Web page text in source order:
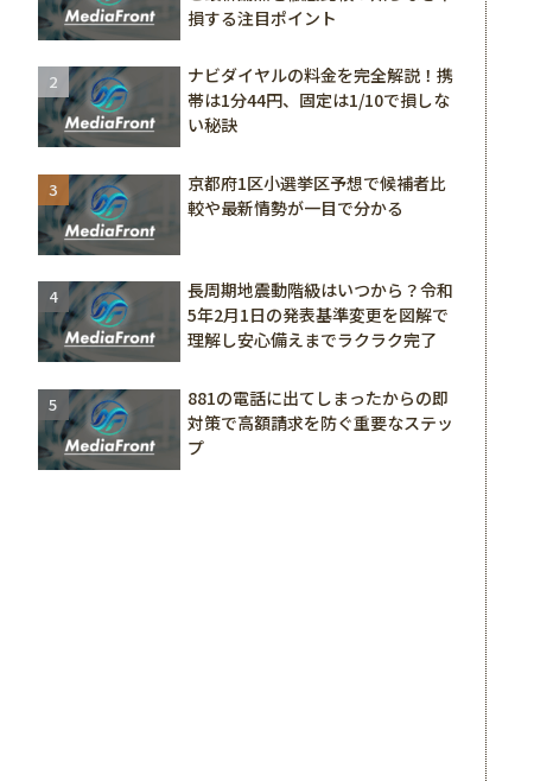
損する注目ポイント
ナビダイヤルの料金を完全解説！携
帯は1分44円、固定は1/10で損しな
い秘訣
京都府1区小選挙区予想で候補者比
較や最新情勢が一目で分かる
長周期地震動階級はいつから？令和
5年2月1日の発表基準変更を図解で
理解し安心備えまでラクラク完了
881の電話に出てしまったからの即
対策で高額請求を防ぐ重要なステッ
プ